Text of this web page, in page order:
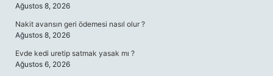
Ağustos 8, 2026
Nakit avansın geri ödemesi nasıl olur ?
Ağustos 8, 2026
Evde kedi uretip satmak yasak mı ?
Ağustos 6, 2026